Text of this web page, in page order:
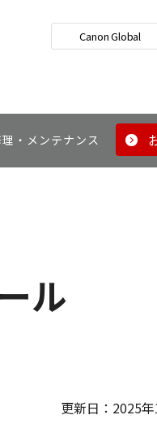
Canon Global
・メンテナンス
ル
更新日：2025